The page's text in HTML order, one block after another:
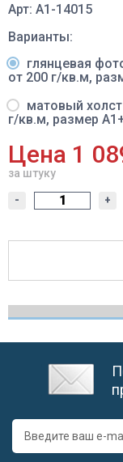
Арт: A1-14015
Варианты:
глянцевая
от 200 г/кв.м,
матовый
г/кв.м, размер
Цена 1
за штуку
- +